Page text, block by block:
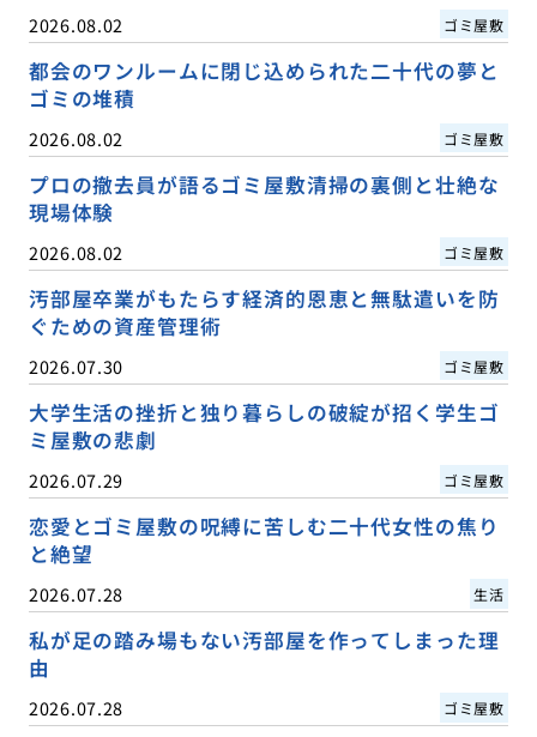
2026.08.02 ゴミ屋敷
都会のワンルームに閉じ込められた二十代の夢と
ゴミの堆積
2026.08.02 ゴミ屋敷
プロの撤去員が語るゴミ屋敷清掃の裏側と壮絶な
現場体験
2026.08.02 ゴミ屋敷
汚部屋卒業がもたらす経済的恩恵と無駄遣いを防
ぐための資産管理術
2026.07.30 ゴミ屋敷
大学生活の挫折と独り暮らしの破綻が招く学生ゴ
ミ屋敷の悲劇
2026.07.29 ゴミ屋敷
恋愛とゴミ屋敷の呪縛に苦しむ二十代女性の焦り
と絶望
2026.07.28 生活
私が足の踏み場もない汚部屋を作ってしまった理
由
2026.07.28 ゴミ屋敷